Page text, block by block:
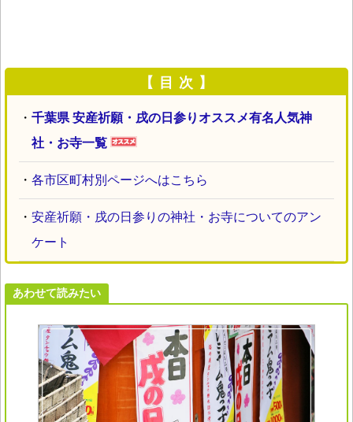
【 目 次 】
・ 千葉県 安産祈願・戌の日参りオススメ有名人気神
社・お寺一覧
・ 各市区町村別ページへはこちら
・ 安産祈願・戌の日参りの神社・お寺についてのアン
ケート
あわせて読みたい